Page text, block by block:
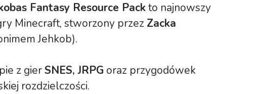
Fantasy Resource Packto najnowszy
Minecraft, stworzony przez Zacka
Jehkob).
z gierSNES, JRPG oraz przygodówek
rozdzielczości.